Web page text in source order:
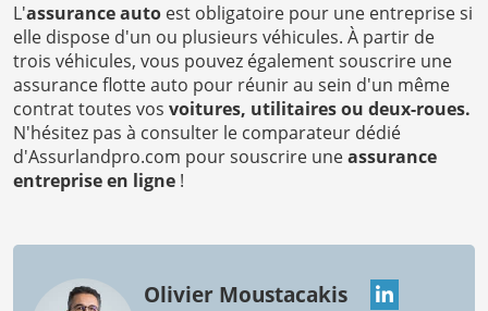
L'assurance auto est obligatoire pour une entreprise si
elle dispose d'un ou plusieurs véhicules. À partir de
trois véhicules, vous pouvez également souscrire une
assurance flotte auto pour réunir au sein d'un même
contrat toutes vos voitures, utilitaires ou deux-roues.
N'hésitez pas à consulter le comparateur dédié
d'Assurlandpro.com pour souscrire uneassurance
entreprise en ligne !
Olivier Moustacakis